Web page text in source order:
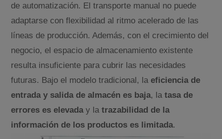
de automatización. El transporte manual no puede
adaptarse con flexibilidad al ritmo acelerado de las
líneas de producción. Además, con el crecimiento del
negocio, el espacio de almacenamiento existente
resulta insuficiente para cubrir las necesidades
futuras. Bajo el modelo tradicional, laeficiencia de
entrada y salida de almacén es baja, latasa de
errores es elevada y latrazabilidad de la
información de los productos es limitada.